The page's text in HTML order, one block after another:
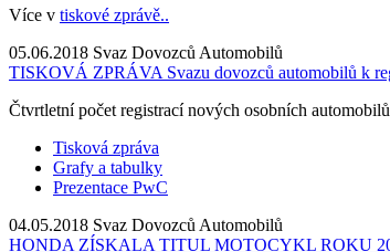
Více v tiskové zprávě..
05.06.2018 Svaz Dovozců Automobilů
TISKOVÁ ZPRÁVA Svazu dovozců automobilů k
Čtvrtletní počet registrací nových osobních
Tisková zpráva
Grafy a tabulky
Prezentace PwC
04.05.2018 Svaz Dovozců Automobilů
HONDA ZÍSKALA TITUL MOTOCYKL ROKU